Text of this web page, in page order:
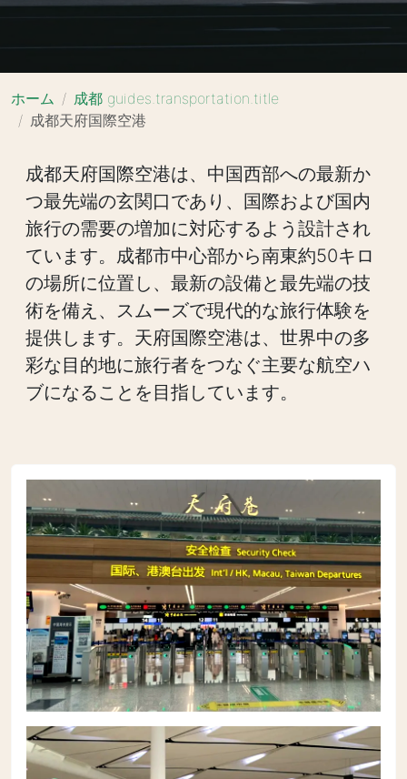
ホーム
成都 guides.transportation.title
成都天府国際空港
成都天府国際空港は、中国西部への最新か
つ最先端の玄関口であり、国際および国内
旅行の需要の増加に対応するよう設計され
ています。成都市中心部から南東約50キロ
の場所に位置し、最新の設備と最先端の技
術を備え、スムーズで現代的な旅行体験を
提供します。天府国際空港は、世界中の多
彩な目的地に旅行者をつなぐ主要な航空ハ
ブになることを目指しています。